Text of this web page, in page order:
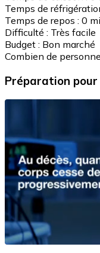
Temps de
Temps de repos : 0
Difficulté : Très facile
Budget : Bon marché
Combien de
Préparation